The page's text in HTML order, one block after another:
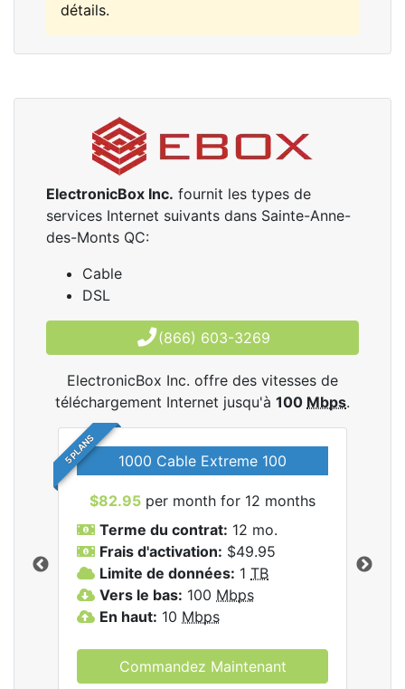
détails.
ElectronicBox Inc. fournit les types de
services Internet suivants dans Sainte-Anne-
des-Monts QC:
Cable
DSL
(866) 603-3269
ElectronicBox Inc. offre des vitesses de
téléchargement Internet jusqu'à 100 Mbps.
5 PLANS 1000 Cable Extreme 100
$82.95 per month for 12 months
Terme du contrat: 12 mo.
Frais d'activation: $49.95
Limite de données: 1 TB
Vers le bas: 100 Mbps
En haut: 10 Mbps
Commandez Maintenant